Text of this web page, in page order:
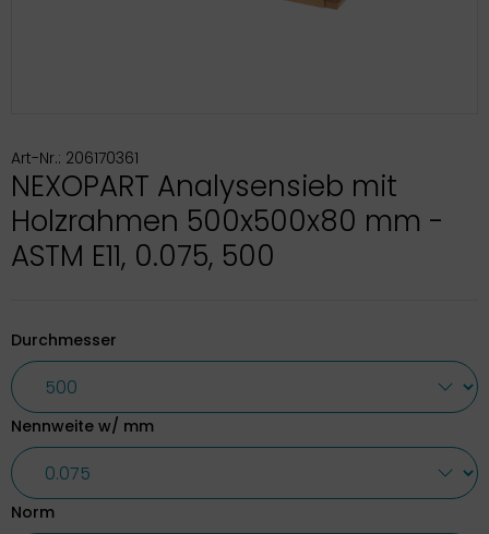
Art-Nr.: 206170361
NEXOPART Analysensieb mit
Holzrahmen 500x500x80 mm -
ASTM E11, 0.075, 500
Durchmesser
Nennweite w/ mm
Norm